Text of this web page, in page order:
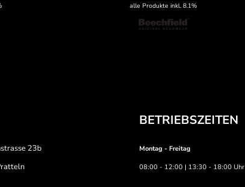
alle Produkte inkl. 8.1%
23b
BETRIEBSZEITEN
Montag - Freitag
08:00 - 12:00 | 13:30 - 18:00 Uhr